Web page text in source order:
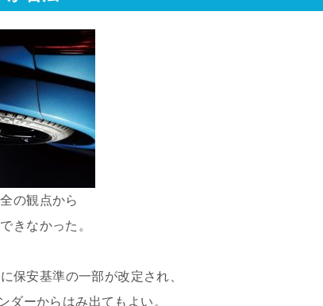
の観点から
きなかった。
保安基準の一部が改定され、
ダーからはみ出てもよい。